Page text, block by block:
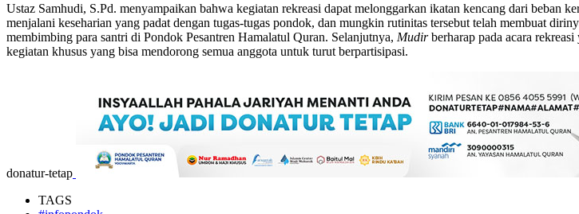
Ustaz Samhudi, S.Pd. menyampaikan bahwa kegiatan rekreasi dapat melonggarkan ikatan kencang dari beban
menjalani keseharian yang padat dengan tugas-tugas pondok, dan mungkin rutinitas tersebut telah membuat
membimbing para santri di Pondok Pesantren Hamalatul Quran. Selanjutnya, Mudirberharap pada acara
kegiatan khusus yang bisa mendorong semua anggota untuk turut berpartisipasi.
donatur-tetap
TAGS